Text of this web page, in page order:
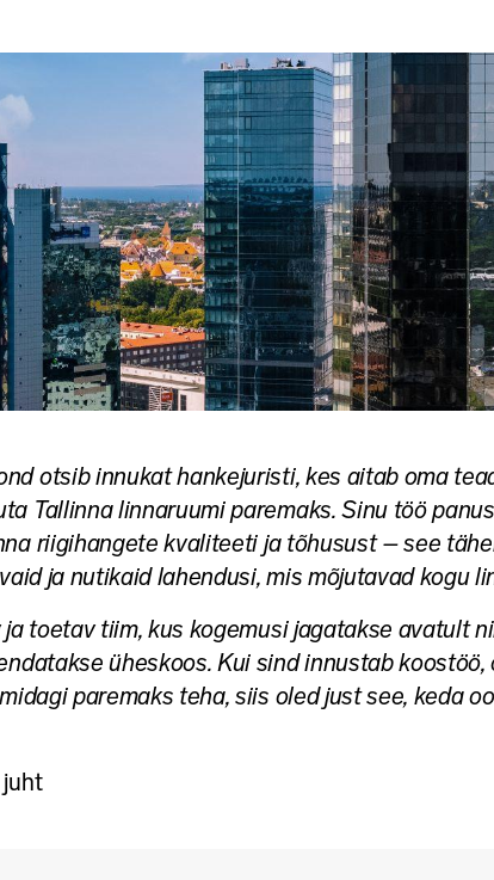
otsib innukat hankejuristi, kes aitab oma
Tallinna linnaruumi paremaks. Sinu töö
riigihangete kvaliteeti ja tõhusust – see
ja nutikaid lahendusi, mis mõjutavad kogu
toetav tiim, kus kogemusi jagatakse avatult
üheskoos. Kui sind innustab koostöö,
paremaks teha, siis oled just see, keda